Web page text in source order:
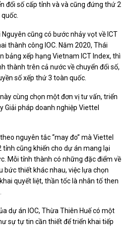
đổi số cấp tỉnh và và cũng đứng thứ 2
cũng có bước nhảy vọt về ICT
thành công IOC. Năm 2020, Thái
bảng xếp hạng Vietnam ICT Index, thì
thành trên cả nước về chuyển đổi số,
số xếp thứ 3 toàn quốc.
cùng chọn một đơn vị tư vấn, triển
Giải pháp doanh nghiệp Viettel
nguyên tắc “may đo” mà Viettel
cũng khiến cho dự án mang lại
Mỗi tỉnh thành có những đặc điểm về
bức thiết khác nhau, việc lựa chọn
quyết liệt, thần tốc là nhân tố then
dự án IOC, Thừa Thiên Huế có một
sự tự tin cần thiết để triển khai tiếp